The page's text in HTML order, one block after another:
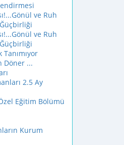
ve Ruh
ve Ruh
Döner ...
2.5 Ay
Eğitim Bölümü
Kurum